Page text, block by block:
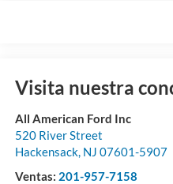
Visita nuestra
All American Ford Inc
520 River Street
Hackensack, NJ 07601-5907
Ventas: 201-957-7158